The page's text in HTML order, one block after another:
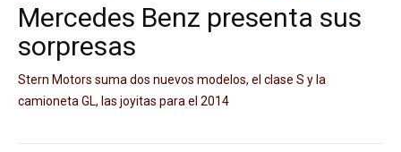
Mercedes Benz presenta sus
sorpresas
Stern Motors suma dos nuevos modelos, el clase S y la
camioneta GL, las joyitas para el 2014